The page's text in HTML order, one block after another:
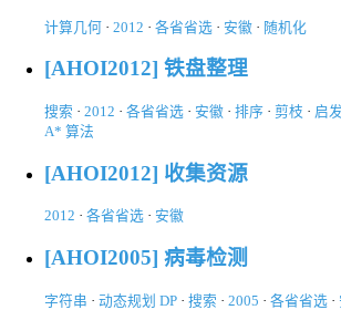
计算几何 · 2012 · 各省省选 · 安徽 · 随机化
[AHOI2012] 铁盘整理
搜索 · 2012 · 各省省选 · 安徽 · 排序 · 剪枝 · 启
A* 算法
[AHOI2012] 收集资源
2012 · 各省省选 · 安徽
[AHOI2005] 病毒检测
字符串 · 动态规划 DP · 搜索 · 2005 · 各省省选 ·